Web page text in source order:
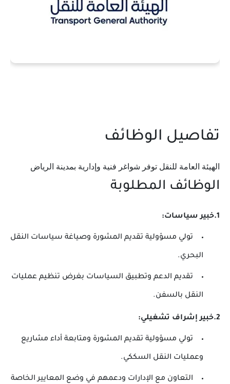
تفاصيل الوظائف
الهيئة العامة للنقل توفر شواغر فنية وإدارية بمدينة الرياض
الوظائف المطلوبة
1.خبير سياسات:
تولي مسؤولية تقديم المشورة وصياغة سياسات النقل
البحري.
تقديم الدعم وتطبيق السياسات بغرض تنظيم عمليات
النقل بالسفن.
2.خبير إشراف تشغيلي:
تولي مسؤولية تقديم المشورة ومتابعة أداء مشاريع
وعمليات النقل السككي.
التعاون مع الإدارات ودعمهم في وضع المعايير الخاصة